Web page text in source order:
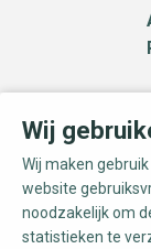
Wij
Wij maken
website
noodzakelijk om
statistieken te